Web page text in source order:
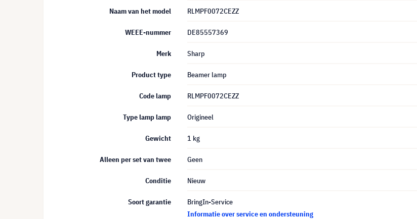
Naam van het model RLMPF0072CEZZ
WEEE-nummer DE85557369
Merk Sharp
Product type Beamer lamp
Code lamp RLMPF0072CEZZ
Type lamp lamp Origineel
Gewicht 1 kg
Alleen per set van twee Geen
Conditie Nieuw
Soort garantie
BringIn-Service
Informatie over service en ondersteuning